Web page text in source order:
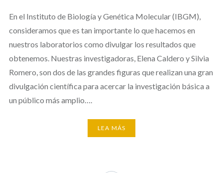
En el Instituto de Biología y Genética Molecular (IBGM),
consideramos que es tan importante lo que hacemos en
nuestros laboratorios como divulgar los resultados que
obtenemos. Nuestras investigadoras, Elena Caldero y Silvia
Romero, son dos de las grandes figuras que realizan una gran
divulgación científica para acercar la investigación básica a
un público más amplio….
LEA MÁS